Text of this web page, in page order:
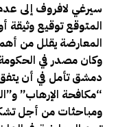
سيرغي لافروف إلى
المتوقع توقيع
المعارضة يقلل من
وكان مصدر في
دمشق تأمل في أن
“مكافحة الإرهاب”
ومباحثات من أجل